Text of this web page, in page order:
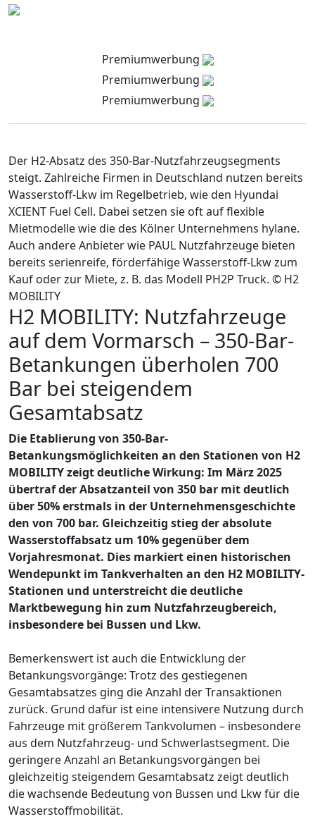
Premiumwerbung
Premiumwerbung
Premiumwerbung
Der H2-Absatz des 350-Bar-Nutzfahrzeugsegments
steigt. Zahlreiche Firmen in Deutschland nutzen bereits
Wasserstoff-Lkw im Regelbetrieb, wie den Hyundai
XCIENT Fuel Cell. Dabei setzen sie oft auf flexible
Mietmodelle wie die des Kölner Unternehmens hylane.
Auch andere Anbieter wie PAUL Nutzfahrzeuge bieten
bereits serienreife, förderfähige Wasserstoff-Lkw zum
Kauf oder zur Miete, z. B. das Modell PH2P Truck. © H2
MOBILITY
H2 MOBILITY: Nutzfahrzeuge
auf dem Vormarsch – 350-Bar-
Betankungen überholen 700
Bar bei steigendem
Gesamtabsatz
Die Etablierung von 350-Bar-
Betankungsmöglichkeiten an den Stationen von H2
MOBILITY zeigt deutliche Wirkung: Im März 2025
übertraf der Absatzanteil von 350 bar mit deutlich
über 50% erstmals in der Unternehmensgeschichte
den von 700 bar. Gleichzeitig stieg der absolute
Wasserstoffabsatz um 10% gegenüber dem
Vorjahresmonat. Dies markiert einen historischen
Wendepunkt im Tankverhalten an den H2 MOBILITY-
Stationen und unterstreicht die deutliche
Marktbewegung hin zum Nutzfahrzeugbereich,
insbesondere bei Bussen und Lkw.
Bemerkenswert ist auch die Entwicklung der
Betankungsvorgänge: Trotz des gestiegenen
Gesamtabsatzes ging die Anzahl der Transaktionen
zurück. Grund dafür ist eine intensivere Nutzung durch
Fahrzeuge mit größerem Tankvolumen – insbesondere
aus dem Nutzfahrzeug- und Schwerlastsegment. Die
geringere Anzahl an Betankungsvorgängen bei
gleichzeitig steigendem Gesamtabsatz zeigt deutlich
die wachsende Bedeutung von Bussen und Lkw für die
Wasserstoffmobilität.